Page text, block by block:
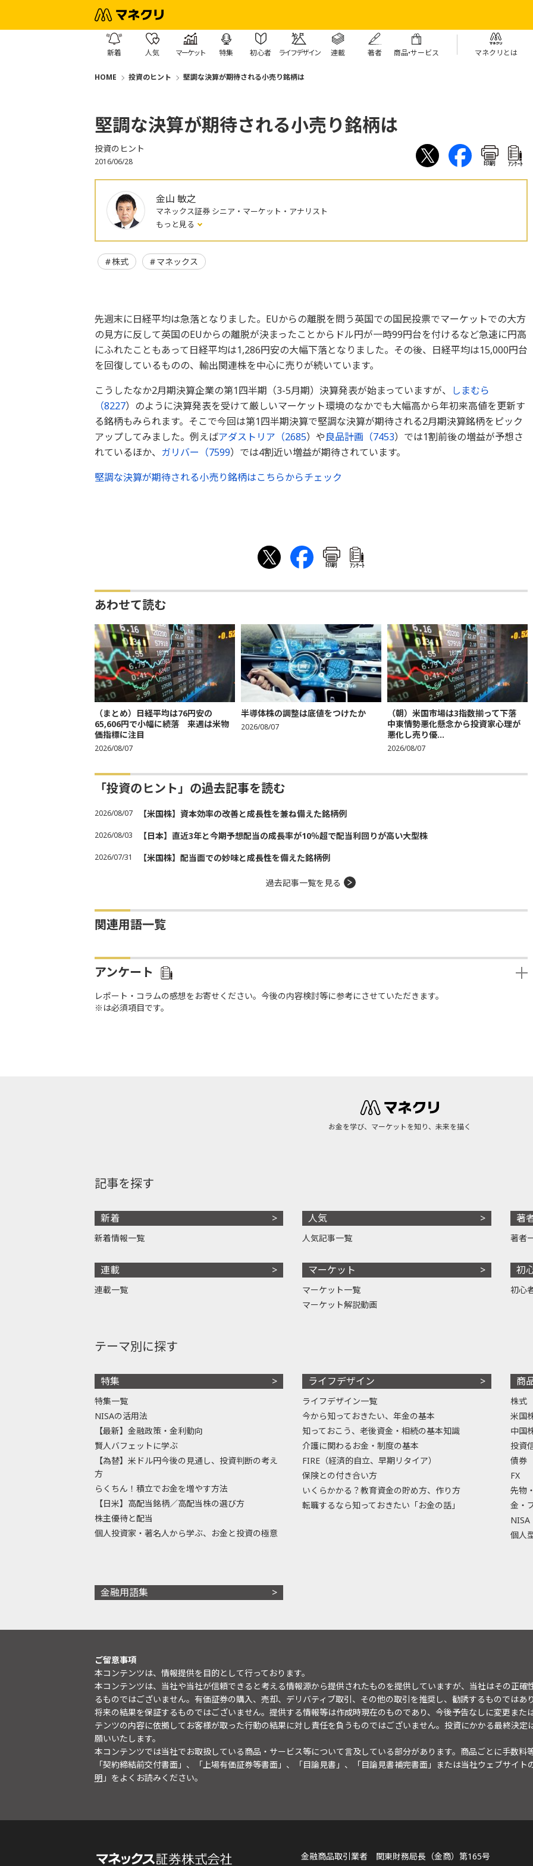
新着 人気 マーケット 特集 初心者 ライフデザイン 連載 著者 商品・サービス マネクリとは
HOME 投資のヒント 堅調な決算が期待される小売り銘柄は
堅調な決算が期待される小売り銘柄は
投資のヒント
2016/06/28 印刷 ｱﾝｹｰﾄ
金山 敏之
マネックス証券 シニア・マーケット・アナリスト
もっと見る
株式 マネックス
先週末に日経平均は急落となりました。EUからの離脱を問う英国での国民投票でマーケットでの大方
の見方に反して英国のEUからの離脱が決まったことからドル円が一時99円台を付けるなど急速に円高
にふれたこともあって日経平均は1,286円安の大幅下落となりました。その後、日経平均は15,000円台
を回復しているものの、輸出関連株を中心に売りが続いています。
こうしたなか2月期決算企業の第1四半期（3-5月期）決算発表が始まっていますが、 しまむら
（8227）のように決算発表を受けて厳しいマーケット環境のなかでも大幅高から年初来高値を更新す
る銘柄もみられます。そこで今回は第1四半期決算で堅調な決算が期待される2月期決算銘柄をピック
アップしてみました。例えばアダストリア（2685）や良品計画（7453）では1割前後の増益が予想さ
れているほか、 ガリバー（7599）では4割近い増益が期待されています。
堅調な決算が期待される小売り銘柄はこちらからチェック
印刷 ｱﾝｹｰﾄ
あわせて読む
（まとめ）日経平均は76円安の
65,606円で小幅に続落 来週は米物
価指標に注目
2026/08/07
半導体株の調整は底値をつけたか
2026/08/07
（朝）米国市場は3指数揃って下落
中東情勢悪化懸念から投資家心理が
悪化し売り優...
2026/08/07
「投資のヒント」の過去記事を読む
2026/08/07 【米国株】資本効率の改善と成長性を兼ね備えた銘柄例
2026/08/03 【日本】直近3年と今期予想配当の成長率が10％超で配当利回りが高い大型株
2026/07/31 【米国株】配当面での妙味と成長性を備えた銘柄例
過去記事一覧を見る
関連用語一覧
アンケート
レポート・コラムの感想をお寄せください。今後の内容検討等に参考にさせていただきます。
※は必須項目です。
お金を学び、マーケットを知り、未来を描く
記事を探す
新着
新着情報一覧
連載
連載一覧
人気
人気記事一覧
マーケット
マーケット一覧
マーケット解説動画
著
著者
初
初心
テーマ別に探す
特集
特集一覧
NISAの活用法
【最新】金融政策・金利動向
賢人バフェットに学ぶ
【為替】米ドル円今後の見通し、投資判断の考え
方
らくちん！積立でお金を増やす方法
【日米】高配当銘柄／高配当株の選び方
株主優待と配当
個人投資家・著名人から学ぶ、お金と投資の極意
ライフデザイン
ライフデザイン一覧
今から知っておきたい、年金の基本
知っておこう、老後資金・相続の基本知識
介護に関わるお金・制度の基本
FIRE（経済的自立、早期リタイア）
保険との付き合い方
いくらかかる？教育資金の貯め方、作り方
転職するなら知っておきたい「お金の話」
商
株式
米国
中国
投資
債券
FX
先物
金・
NISA
個人
金融用語集
ご留意事項
本コンテンツは、情報提供を目的として行っております。
本コンテンツは、当社や当社が信頼できると考える情報源から提供されたものを提供していますが、当社はその正
るものではございません。有価証券の購入、売却、デリバティブ取引、その他の取引を推奨し、勧誘するものではあ
将来の結果を保証するものではございません。提供する情報等は作成時現在のものであり、今後予告なしに変更また
テンツの内容に依拠してお客様が取った行動の結果に対し責任を負うものではございません。投資にかかる最終決
願いいたします。
本コンテンツでは当社でお取扱している商品・サービス等について言及している部分があります。商品ごとに手数料
「契約締結前交付書面」、「上場有価証券等書面」、「目論見書」、「目論見書補完書面」または当社ウェブサイト
明 」をよくお読みください。
金融商品取引業者 関東財務局長（金商）第165号